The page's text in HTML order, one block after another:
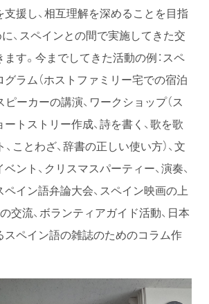
援し、相互理解を深めることを目指
、スペインとの間で実施してきた交
す。今までしてきた活動の例：スペ
ラム（ホストファミリー宅での宿泊
ピーカーの講演、ワークショップ（ス
トストリー作成、詩を書く、歌を歌
、ことわざ、辞書の正しい使い方）、文
ント、クリスマスパーティー、演奏、
イン語弁論大会、スペイン映画の上
交流、ボランティアガイド活動、日本
スペイン語の雑誌のためのコラム作